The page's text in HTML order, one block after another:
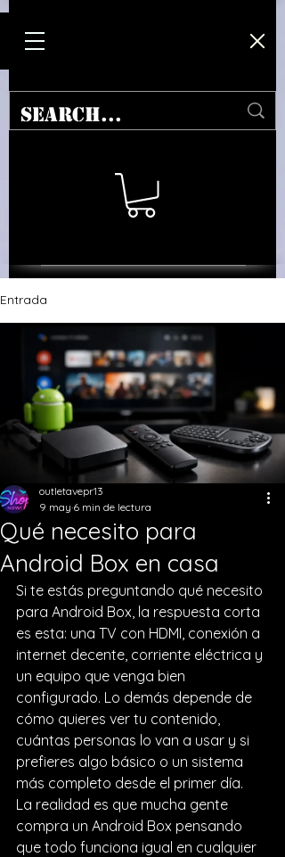
Entrada
Qué necesito para
Android Box en casa
outletavepr13
9 may 6 min de lectura
Si te estás preguntando qué necesito
para Android Box, la respuesta corta
es esta: una TV con HDMI, conexión a
internet decente, corriente eléctrica y
un equipo que venga bien
configurado. Lo demás depende de
cómo quieres ver tu contenido,
cuántas personas lo van a usar y si
prefieres algo básico o un sistema
más completo desde el primer día.
La realidad es que mucha gente
compra un Android Box pensando
que todo funciona igual en cualquier